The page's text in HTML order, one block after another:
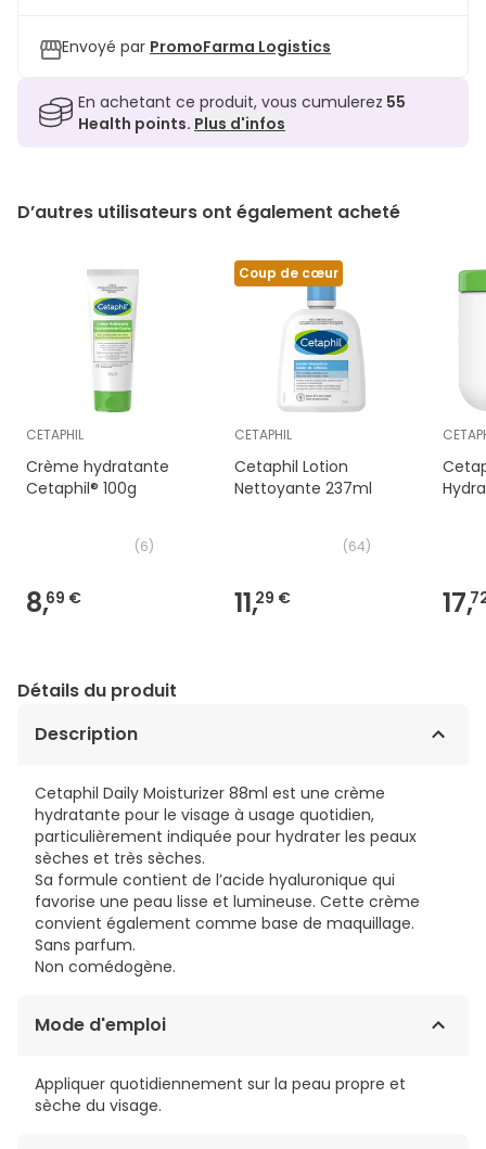
Envoyé par PromoFarma Logistics
En achetant ce produit, vous cumulerez 55
Health points. Plus d'infos
D’autres utilisateurs ont également acheté
CETAPHIL
Crème hydratante
Cetaphil® 100g
(6)
8,69 €
Coup de cœur
CETAPHIL
Cetaphil Lotion
Nettoyante 237ml
(64)
11,29 € 17,
Détails du produit
Description
Cetaphil Daily Moisturizer 88ml est une crème
hydratante pour le visage à usage quotidien,
particulièrement indiquée pour hydrater les peaux
sèches et très sèches.
Sa formule contient de l’acide hyaluronique qui
favorise une peau lisse et lumineuse. Cette crème
convient également comme base de maquillage.
Sans parfum.
Non comédogène.
Mode d'emploi
Appliquer quotidiennement sur la peau propre et
sèche du visage.